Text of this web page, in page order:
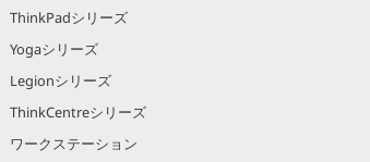
ThinkPadシリーズ
Yogaシリーズ
Legionシリーズ
ThinkCentreシリーズ
ワークステーション